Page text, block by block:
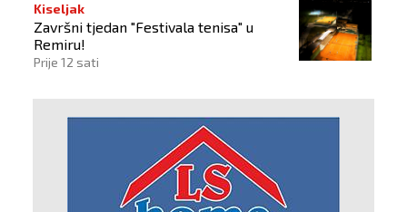
Kiseljak
Završni tjedan "Festivala tenisa" u
Remiru!
Prije 12 sati